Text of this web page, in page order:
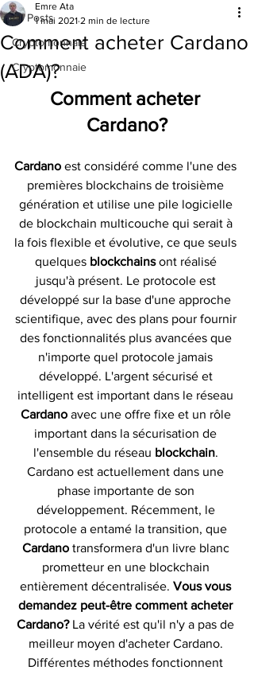
All Posts
Cryptomonnaie
Cryptomonnaie
Comment acheter Cardano
(ADA)?
Emre Ata
1 mai 2021 2 min de lecture
Comment acheter
Cardano?
Cardano est considéré comme l'une des
premières blockchains de troisième
génération et utilise une pile logicielle
de blockchain multicouche qui serait à
la fois flexible et évolutive, ce que seuls
quelques blockchains ont réalisé
jusqu'à présent. Le protocole est
développé sur la base d'une approche
scientifique, avec des plans pour fournir
des fonctionnalités plus avancées que
n'importe quel protocole jamais
développé. L'argent sécurisé et
intelligent est important dans le réseau
Cardano avec une offre fixe et un rôle
important dans la sécurisation de
l'ensemble du réseau blockchain.
Cardano est actuellement dans une
phase importante de son
développement. Récemment, le
protocole a entamé la transition, que
Cardano transformera d'un livre blanc
prometteur en une blockchain
entièrement décentralisée. Vous vous
demandez peut-être comment acheter
Cardano? La vérité est qu'il n'y a pas de
meilleur moyen d'acheter Cardano.
Différentes méthodes fonctionnent